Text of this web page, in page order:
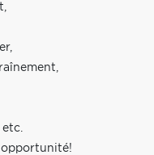
etc.
opportunité!